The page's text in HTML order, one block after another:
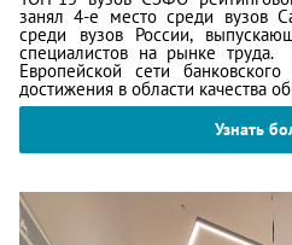
занял 4-е место среди вузов
среди вузов России,
специалистов на рынке труда.
Европейской сети
достижения в области качества
Узнать